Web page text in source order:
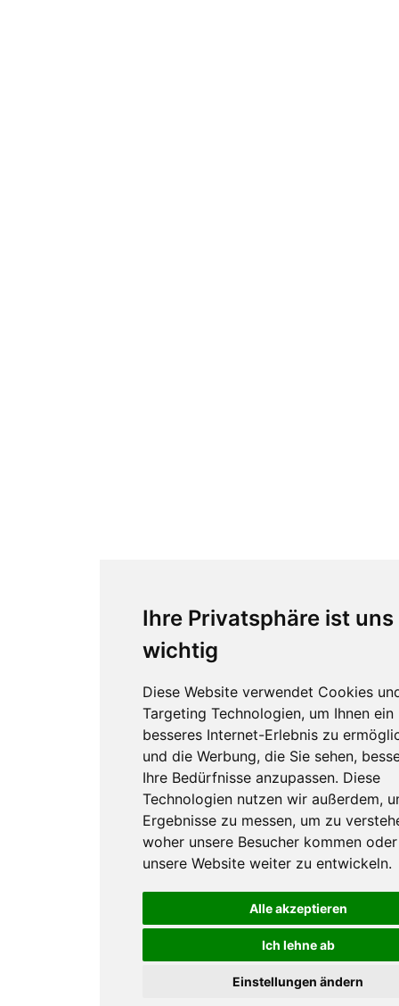
Ihre Privatsphäre ist uns
wichtig
Diese Website verwendet Cookies
Targeting Technologien, um Ihnen ein
besseres Internet-Erlebnis zu
und die Werbung, die Sie sehen,
Ihre Bedürfnisse anzupassen. Diese
Technologien nutzen wir außerdem,
Ergebnisse zu messen, um zu
woher unsere Besucher kommen
unsere Website weiter zu entwickeln.
Alle akzeptieren
Ich lehne ab
Einstellungen ändern